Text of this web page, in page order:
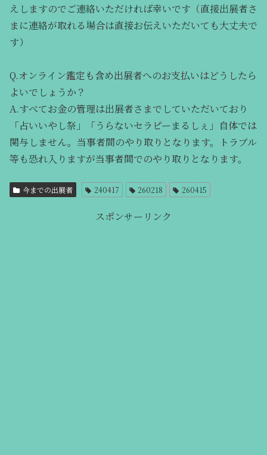
えしますのでご連絡いただければ幸いです（直接出展者さ
まに連絡が取れる場合は直接お伝えいただいても大丈夫で
す）
Q.オンライン鑑定も含め出展者へのお支払いはどうしたら
よいでしょうか？
A.すべてお金の管理は出展者さまでしていただいており
「占いいやし祭」「うらないセラピーまるしぇ」自体では
関与しません。当事者間のやり取りとなります。トラブル
等も恐れ入りますが当事者間でのやり取りとなります。
今までの出展者 240417 260218 260415
スポンサーリンク